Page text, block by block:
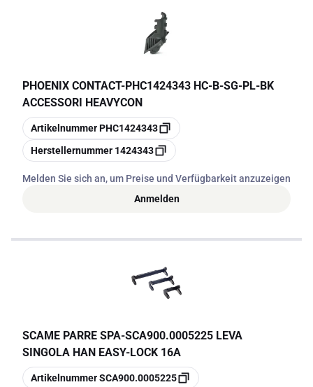
PHOENIX CONTACT-PHC1424343 HC-B-SG-PL-BK
ACCESSORI HEAVYCON
Kopieren
ArtikelnummerPHC1424343
Kopieren
Herstellernummer 1424343
Melden Sie sich an, um Preise und Verfügbarkeit anzuzeigen
Anmelden
SCAME PARRE SPA-SCA900.0005225 LEVA
SINGOLA HAN EASY-LOCK 16A
Kopieren
ArtikelnummerSCA900.0005225